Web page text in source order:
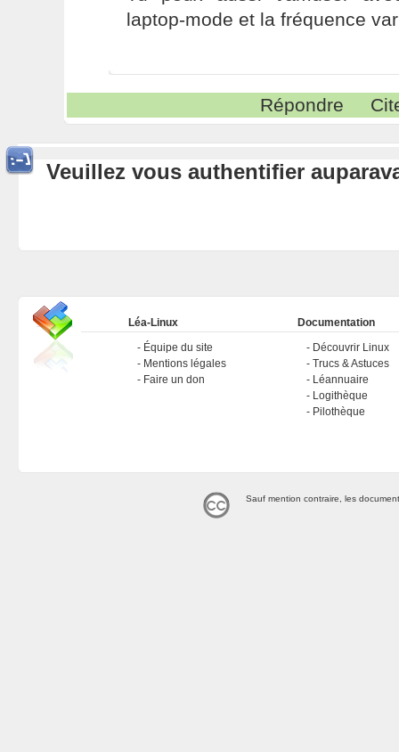
laptop-mode et la fréquence
Répondre
Veuillez vous authentifier
Léa-Linux
Équipe du site
Mentions légales
Faire un don
Documentation
Découvrir Linux
Trucs & Astuces
Léannuaire
Logithèque
Pilothèque
Sauf mention contraire, les